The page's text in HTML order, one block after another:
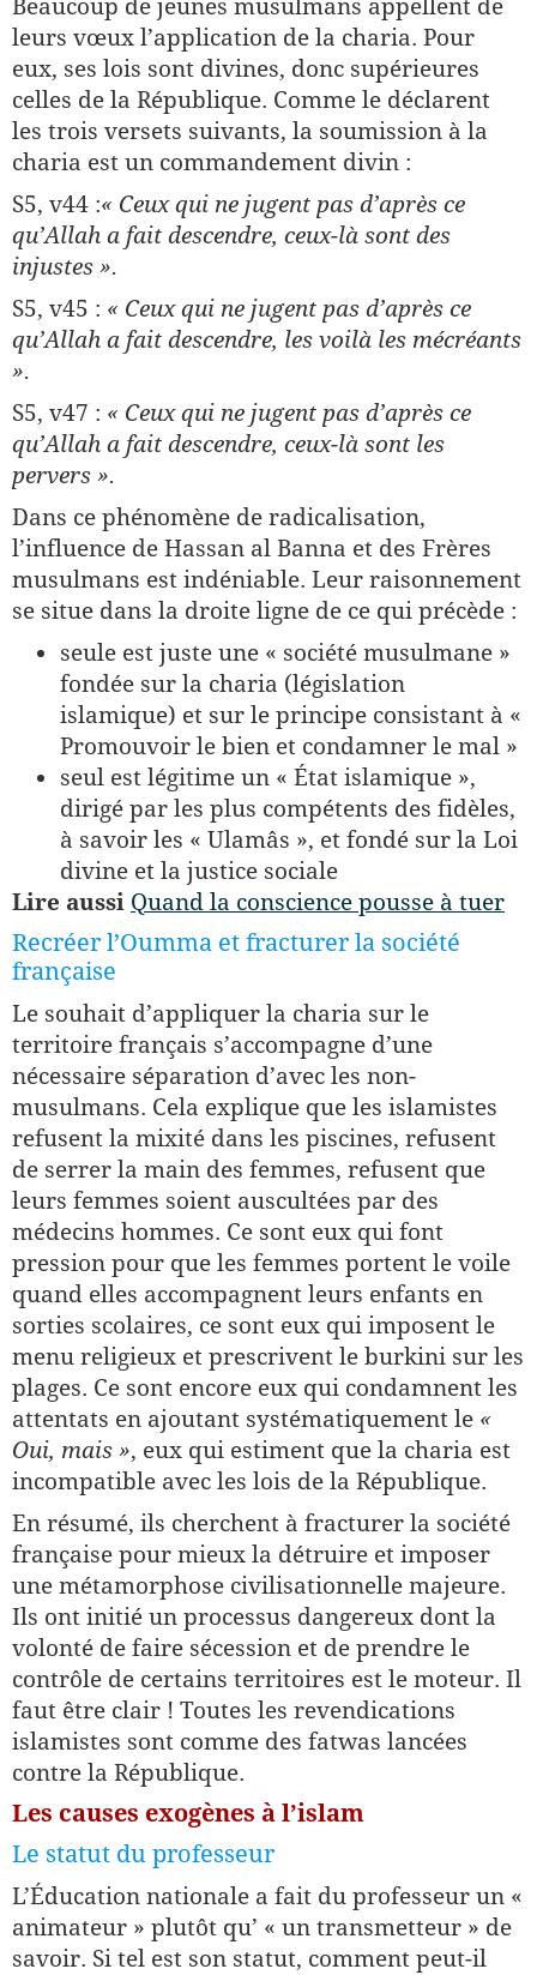
Beaucoup de jeunes musulmans appellent de
leurs vœux l’application de la charia. Pour
eux, ses lois sont divines, donc supérieures
celles de la République. Comme le déclarent
les trois versets suivants, la soumission à la
charia est un commandement divin :
S5, v44 :« Ceux qui ne jugent pas d’après ce
qu’Allah a fait descendre, ceux-là sont des
injustes ».
S5, v45 : « Ceux qui ne jugent pas d’après ce
qu’Allah a fait descendre, les voilà les mécréants
».
S5, v47 : « Ceux qui ne jugent pas d’après ce
qu’Allah a fait descendre, ceux-là sont les
pervers ».
Dans ce phénomène de radicalisation,
l’influence de Hassan al Banna et des Frères
musulmans est indéniable. Leur raisonnement
se situe dans la droite ligne de ce qui précède :
seule est juste une « société musulmane »
fondée sur la charia (législation
islamique) et sur le principe consistant à «
Promouvoir le bien et condamner le mal »
seul est légitime un « État islamique »,
dirigé par les plus compétents des fidèles,
à savoir les « Ulamâs », et fondé sur la Loi
divine et la justice sociale
Lire aussi Quand la conscience pousse à tuer
Recréer l’Oumma et fracturer la société
française
Le souhait d’appliquer la charia sur le
territoire français s’accompagne d’une
nécessaire séparation d’avec les non-
musulmans. Cela explique que les islamistes
refusent la mixité dans les piscines, refusent
de serrer la main des femmes, refusent que
leurs femmes soient auscultées par des
médecins hommes. Ce sont eux qui font
pression pour que les femmes portent le voile
quand elles accompagnent leurs enfants en
sorties scolaires, ce sont eux qui imposent le
menu religieux et prescrivent le burkini sur les
plages. Ce sont encore eux qui condamnent les
attentats en ajoutant systématiquement le «
Oui, mais », eux qui estiment que la charia est
incompatible avec les lois de la République.
En résumé, ils cherchent à fracturer la société
française pour mieux la détruire et imposer
une métamorphose civilisationnelle majeure.
Ils ont initié un processus dangereux dont la
volonté de faire sécession et de prendre le
contrôle de certains territoires est le moteur. Il
faut être clair ! Toutes les revendications
islamistes sont comme des fatwas lancées
contre la République.
Les causes exogènes à l’islam
Le statut du professeur
L’Éducation nationale a fait du professeur un «
animateur » plutôt qu’ « un transmetteur » de
savoir. Si tel est son statut, comment peut-il